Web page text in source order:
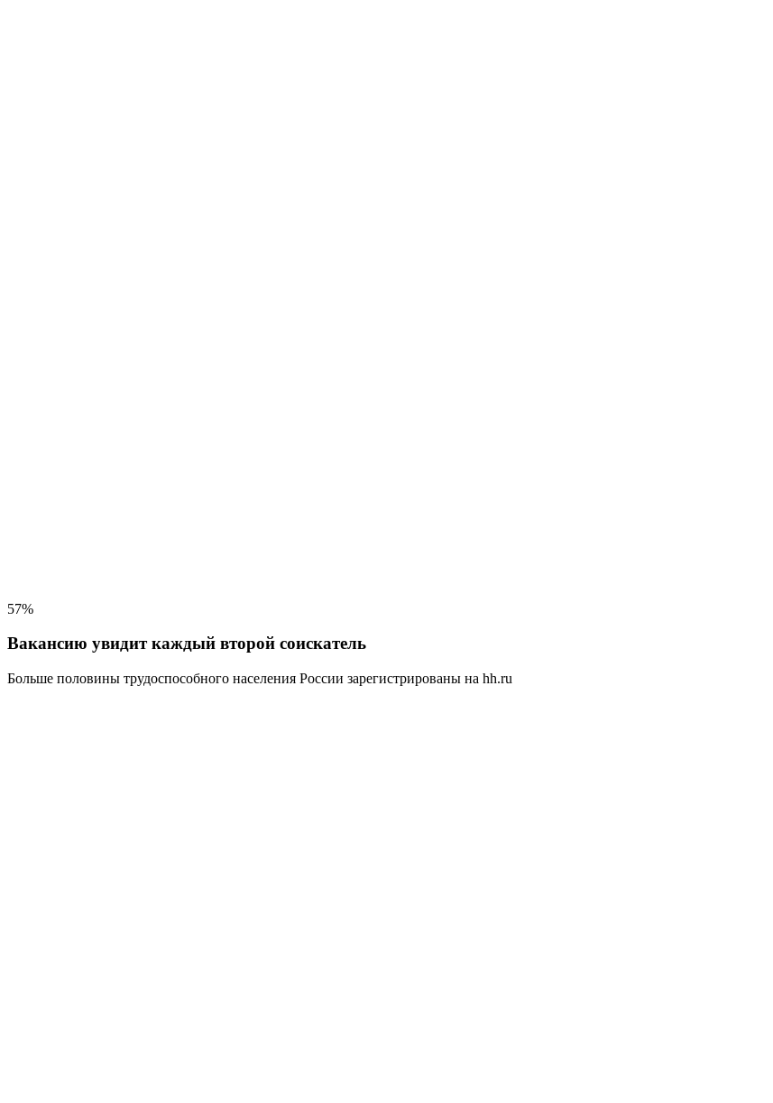
57%
Вакансию увидит каждый второй соискатель
Больше половины трудоспособного населения России зарегистрированы на hh.ru